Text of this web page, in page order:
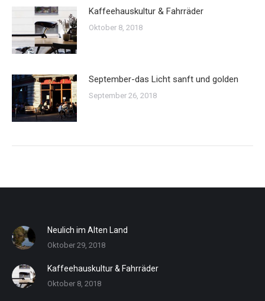
Kaffeehauskultur & Fahrräder
Oktober 8, 2018
September-das Licht sanft und golden
September 26, 2018
Neulich im Alten Land
Oktober 29, 2018
Kaffeehauskultur & Fahrräder
Oktober 8, 2018